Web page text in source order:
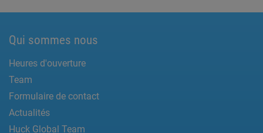
Qui sommes nous
Heures d'ouverture
Team
Formulaire de contact
Actualités
Huck Global Team